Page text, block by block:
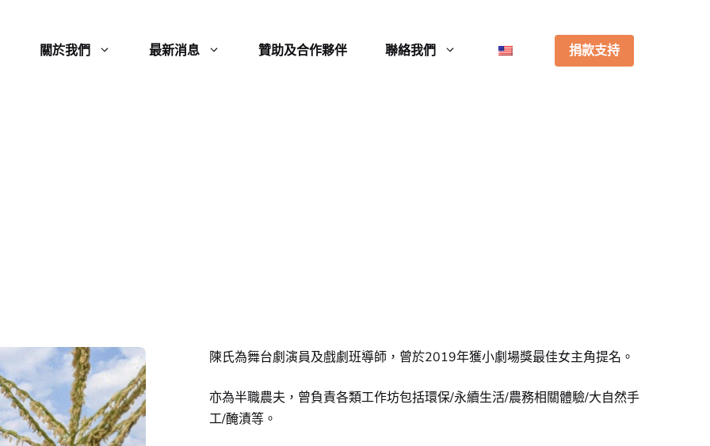
關於我們 最新消息 贊助及合作夥伴 聯絡我們 捐款支持
陳氏為舞台劇演員及戲劇班導師，曾於2019年獲小劇場獎最佳女主角提名。
亦為半職農夫，曾負責各類工作坊包括環保/永續生活/農務相關體驗/大自然手
工/醃漬等。